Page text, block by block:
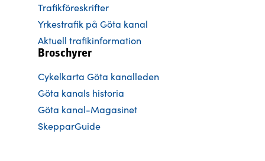
Trafikföreskrifter
Yrkestrafik på Göta kanal
Aktuell trafikinformation
Broschyrer
Cykelkarta Göta kanalleden
Göta kanals historia
Göta kanal-Magasinet
SkepparGuide